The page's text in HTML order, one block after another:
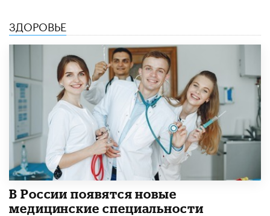
ЗДОРОВЬЕ
В России появятся новые
медицинские специальности